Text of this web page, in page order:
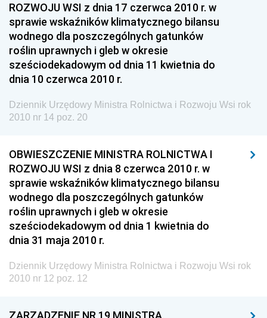
Dziennik Urzędowy Głównego Inspektoratu Ochrony
Środowiska
Dziennik Urzędowy Generalnej Dyrekcji Ochrony
Środowiska
Dziennik Urzędowy Ministerstwa Administracji,
Dziennik Urzędowy Ministerstwa Administracji i
Gospodarki Przestrzennej
Dziennik Urzędowy Ministerstwa Komunikacji
Dziennik Urzędowy Ministerstwa Przemysłu
Chemicznego i Lekkiego
Dziennik Urzędowy Ministerstwa Rolnictwa i
Gospodarki Żywnościowej
Społecznej
Dziennik Urzędowy Ministra Cyfryzacji
ROZWOJU WSI z dnia 17 czerwca 2010 r. w
sprawie wskaźników klimatycznego bilansu
wodnego dla poszczególnych gatunków
roślin uprawnych i gleb w okresie
sześciodekadowym od dnia 11 kwietnia do
dnia 10 czerwca 2010 r.
Dziennik Urzędowy Ministra Rolnictwa i Rozwoju Wsi rok
2010 nr 14 poz. 20
OBWIESZCZENIE MINISTRA ROLNICTWA I
ROZWOJU WSI z dnia 8 czerwca 2010 r. w
sprawie wskaźników klimatycznego bilansu
wodnego dla poszczególnych gatunków
roślin uprawnych i gleb w okresie
sześciodekadowym od dnia 1 kwietnia do
dnia 31 maja 2010 r.
Dziennik Urzędowy Ministra Rolnictwa i Rozwoju Wsi rok
2010 nr 12 poz. 12